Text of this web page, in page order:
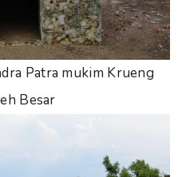
Patra mukim Krueng
Besar